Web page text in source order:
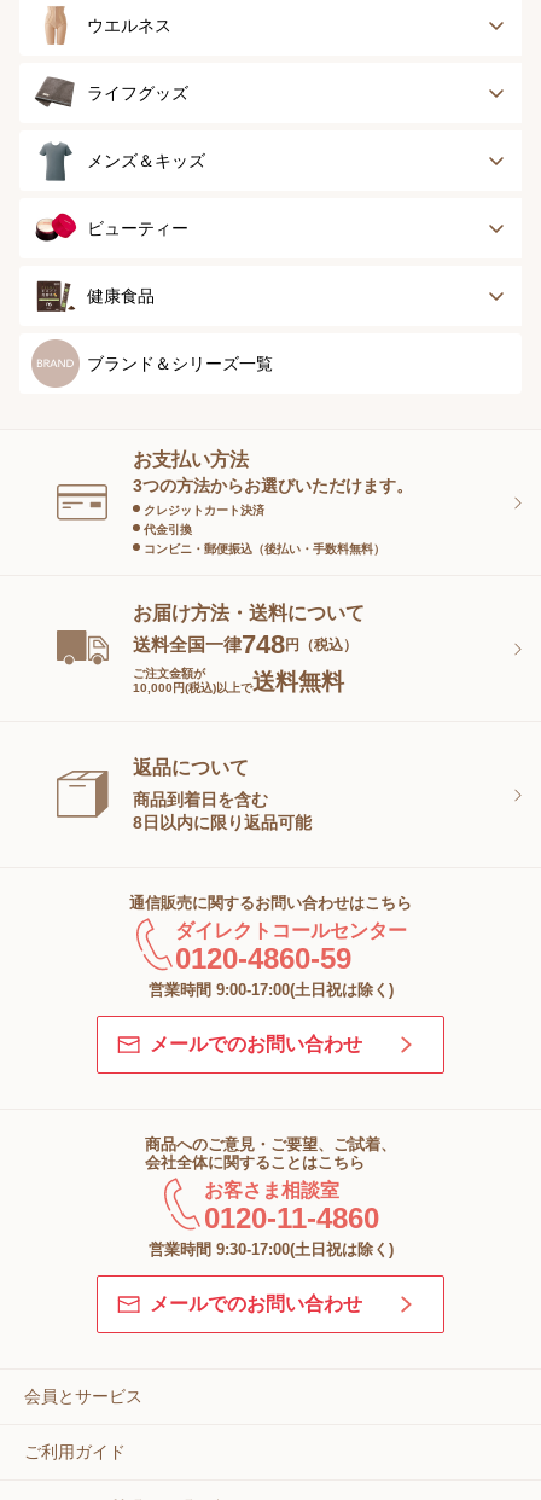
ブラジャー
ボディースーツ
ランジェリー
イツ
ウエルネス
健康サポート
スポーツ
ライフグッズ
アウター
グッズ
メンズ＆キッズ
メンズトップ
メンズソックス
ビューティー
スキンケア
スペシャルケア
スキンケアグッズ
健康食品
健康食品
ブランド＆シリーズ一覧
お支払い方法
3つの方法からお選びいただけます。
クレジットカート決済
代金引換
コンビニ・郵便振込（後払い・手数料無料）
お届け方法・送料について
送料全国一律748円（税込）
ご注文金額が
10,000円(税込)以上で送料無料
返品について
商品到着日を含む
8日以内に限り返品可能
通信販売に関するお問い合わせはこちら
ダイレクトコールセンター
0120-4860-59
営業時間 9:00-17:00(土日祝は除く)
メールでのお問い合わせ
商品へのご意見・ご要望、ご試着、
会社全体に関することはこちら
お客さま相談室
0120-11-4860
営業時間 9:30-17:00(土日祝は除く)
メールでのお問い合わせ
会員とサービス
ご利用ガイド